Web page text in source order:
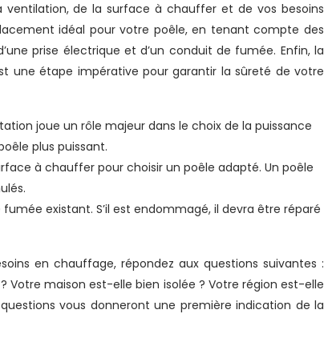
de la surface à chauffer et de vos besoins
idéal pour votre poêle, en tenant compte des
prise électrique et d’un conduit de fumée. Enfin, la
étape impérative pour garantir la sûreté de votre
joue un rôle majeur dans le choix de la puissance
plus puissant.
à chauffer pour choisir un poêle adapté. Un poêle
existant. S’il est endommagé, il devra être réparé
en chauffage, répondez aux questions suivantes :
maison est-elle bien isolée ? Votre région est-elle
vous donneront une première indication de la